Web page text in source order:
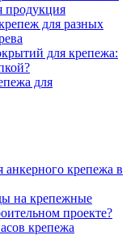
продукция
для разных
для крепежа:
для
анкерного крепежа в
на крепежные
проекте?
крепежа